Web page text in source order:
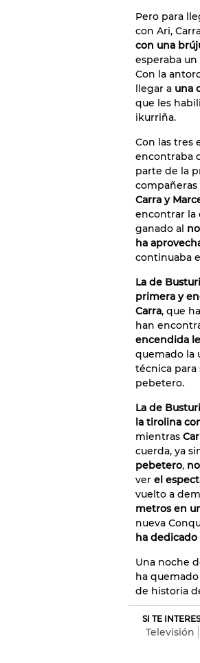
Pero para
con Ari,
con una
esperaba un
Con la
llegar a una
que les
ikurriña.
Con las tres
encontraba
parte de la
Carra y
encontrar la
ganado al
ha
continuaba
La de
primera y
Carra, que
han
encendida
quemado la
técnica para
pebetero.
La de
la tirolina
mientras
cuerda, ya
pebetero,
ver el
vuelto a
metros en
nueva
ha
Una noche
ha
de historia
SI TE
Televisión